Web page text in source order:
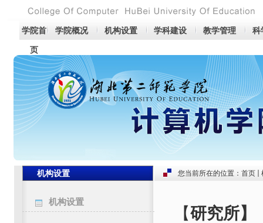
学院首
页
学院概况 机构设置 学科建设 教学管理 科
机构设置
机构设置
您当前所在的位置： 首页
【研究所】